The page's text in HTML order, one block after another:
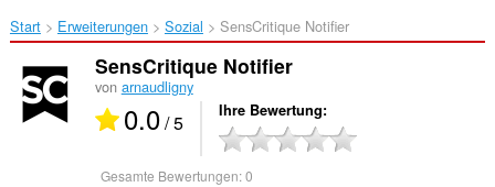
Start Erweiterungen Sozial SensCritique Notifier‎
SensCritique Notifier
von arnaudligny
0.0/ 5 Ihre Bewertung
Gesamte Bewertungen:0